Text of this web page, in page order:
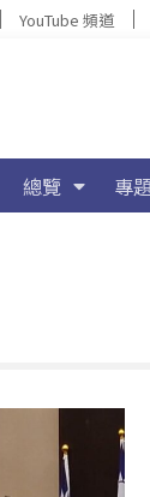
YouTube 頻道
總覽 專